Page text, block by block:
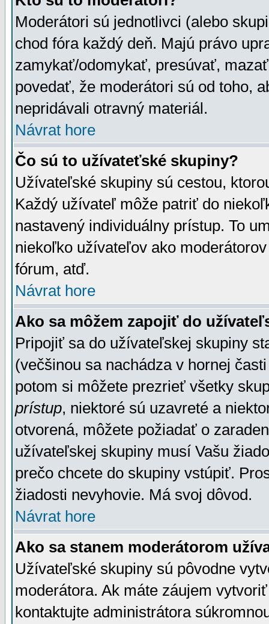
Moderátori sú jednotlivci (alebo
chod fóra každý deň. Majú právo
zamykať/odomykať, presúvať,
povedať, že moderátori sú od toho,
nepridávali otravný materiál.
Návrat hore
Čo sú to užívateťské skupiny?
Užívateľské skupiny sú cestou,
Každý užívateľ môže patriť do
nastavený individuálny prístup. To
niekoľko užívateľov ako
fórum, atď.
Návrat hore
Ako sa môžem zapojiť do
Pripojiť sa do užívateľskej skupiny
(večšinou sa nachádza v hornej
potom si môžete prezrieť všetky
prístup, niektoré sú uzavreté a
otvorená, môžete požiadať o
užívateľskej skupiny musí Vašu
prečo chcete do skupiny vstúpiť.
žiadosti nevyhovie. Má svoj dôvod.
Návrat hore
Ako sa stanem moderátorom
Užívateľské skupiny sú pôvodne
moderátora. Ak máte záujem
kontaktujte administrátora